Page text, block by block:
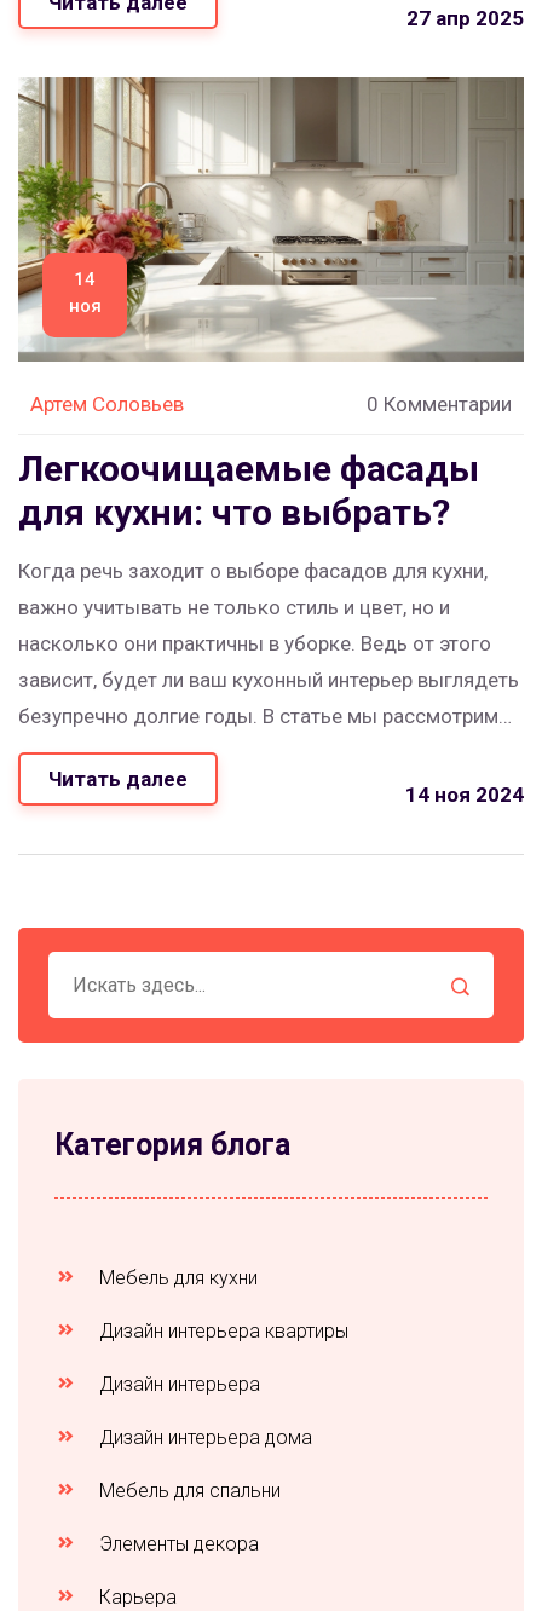
полезнее. Читатель сможет подобрать фасады,
много лет.
27 апр 2025
14
ноя
Артем Соловьев 0 Комментарии
Легкоочищаемые фасады
для кухни: что выбрать?
Когда речь заходит о выборе фасадов для кухни,
важно учитывать не только стиль и цвет, но и
насколько они практичны в уборке. Ведь от этого
зависит, будет ли ваш кухонный интерьер выглядеть
безупречно долгие годы. В статье мы рассмотрим
различные материалы для фасадов и их
особенности в плане очистки. Узнаете о
которые помогут легко содержать кухню в чистоте.
Читать далее
14 ноя 2024
Категория блога
Мебель для кухни
Дизайн интерьера квартиры
Дизайн интерьера
Дизайн интерьера дома
Мебель для спальни
Элементы декора
Карьера